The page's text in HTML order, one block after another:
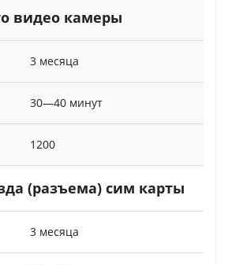
видео камеры
3 месяца
30—40 минут
1200
(разъема) сим карты
3 месяца